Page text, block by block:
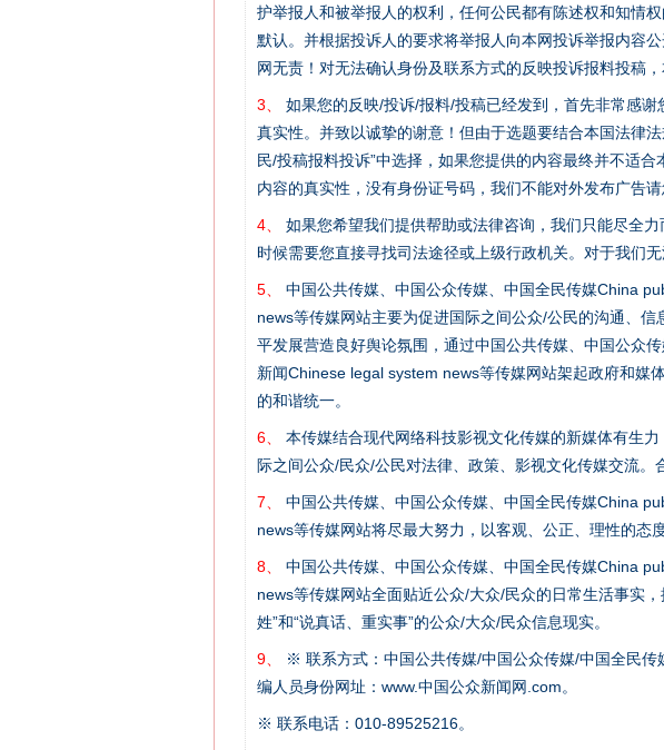
护举报人和被举报人的权利，任何公民都有陈述权和知情
默认。并根据投诉人的要求将举报人向本网投诉举报内容
网无责！对无法确认身份及联系方式的反映投诉报料投稿
3、
如果您的反映/投诉/报料/投稿已经发到，首先非常感
真实性。并致以诚挚的谢意！但由于选题要结合本国法律
民/投稿报料投诉”中选择，如果您提供的内容最终并不适
内容的真实性，没有身份证号码，我们不能对外发布广告
4、
如果您希望我们提供帮助或法律咨询，我们只能尽全
时候需要您直接寻找司法途径或上级行政机关。对于我们
5、
中国公共传媒、中国公众传媒、中国全民传媒China
news等传媒网站主要为促进国际之间公众/公民的沟通、
平发展营造良好舆论氛围，通过中国公共传媒、中国公众
新闻Chinese legal system news等传媒网站架起政府和媒
的和谐统一。
6、
本传媒结合现代网络科技影视文化传媒的新媒体有生
际之间公众/民众/公民对法律、政策、影视文化传媒交流。
7、
中国公共传媒、中国公众传媒、中国全民传媒China
news等传媒网站将尽最大努力，以客观、公正、理性的态
8、
中国公共传媒、中国公众传媒、中国全民传媒China
news等传媒网站全面贴近公众/大众/民众的日常生活事实
姓”和“说真话、重实事”的公众/大众/民众信息现实。
9、
※ 联系方式：中国公共传媒/中国公众传媒/中国全民
编人员身份网址：www.中国公众新闻网.com。
※ 联系电话：010-89525216。
网上购药对药下症？
这是一记警钟！